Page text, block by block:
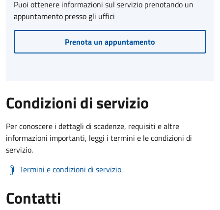
Puoi ottenere informazioni sul servizio prenotando un
appuntamento presso gli uffici
Prenota un appuntamento
Condizioni di servizio
Per conoscere i dettagli di scadenze, requisiti e altre
informazioni importanti, leggi i termini e le condizioni di
servizio.
Termini e condizioni di servizio
Contatti